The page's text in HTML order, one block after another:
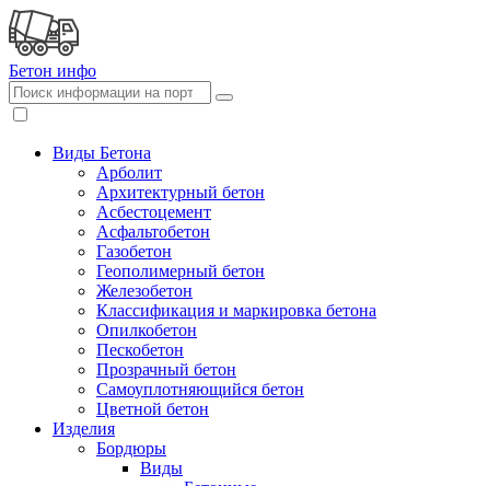
Бетон инфо
Виды Бетона
Арболит
Архитектурный бетон
Асбестоцемент
Асфальтобетон
Газобетон
Геополимерный бетон
Железобетон
Классификация и маркировка бетона
Опилкобетон
Пескобетон
Прозрачный бетон
Самоуплотняющийся бетон
Цветной бетон
Изделия
Бордюры
Виды